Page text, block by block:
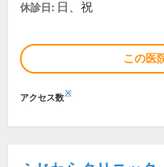
休診日: 日、祝
この医
アクセス数※